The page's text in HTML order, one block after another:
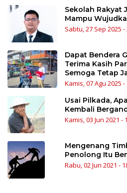
Sekolah Rakyat
Mampu
Sabtu, 27 Sep 2025 -
Dapat Bendera
Terima Kasih
Semoga Tetap
Kamis, 07 Agu 2025 -
Usai Pilkada,
Kembali
Kamis, 03 Jun 2021 -
Mengenang
Penolong Itu
Rabu, 02 Jun 2021 -